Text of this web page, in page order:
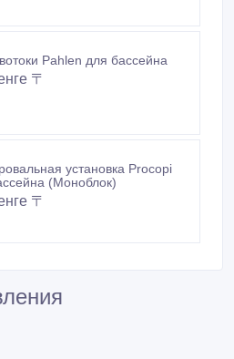
Pahlen для бассейна
〒
установка Procopi
(Моноблок)
〒